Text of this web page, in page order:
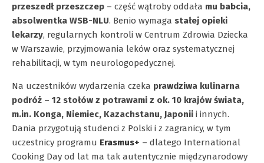
przeszedł przeszczep – część wątroby oddała mu babcia,
absolwentka WSB-NLU. Benio wymaga stałej opieki
lekarzy, regularnych kontroli w Centrum Zdrowia Dziecka
w Warszawie, przyjmowania leków oraz systematycznej
rehabilitacji, w tym neurologopedycznej.
Na uczestników wydarzenia czeka prawdziwa kulinarna
podróż – 12 stołów z potrawami z ok. 10 krajów świata,
m.in. Konga, Niemiec, Kazachstanu, Japonii i innych.
Dania przygotują studenci z Polski i z zagranicy, w tym
uczestnicy programu Erasmus+ – dlatego International
Cooking Day od lat ma tak autentycznie międzynarodowy